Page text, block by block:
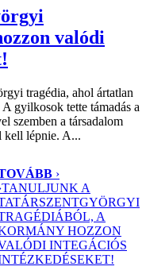
valódi
tragédia, ahol ártatlan
gyilkosok tette támadás a
szemben a társadalom
kell lépnie. A...
›
TANULJUNK A
A
HOZZON
INTEGÁCIÓS